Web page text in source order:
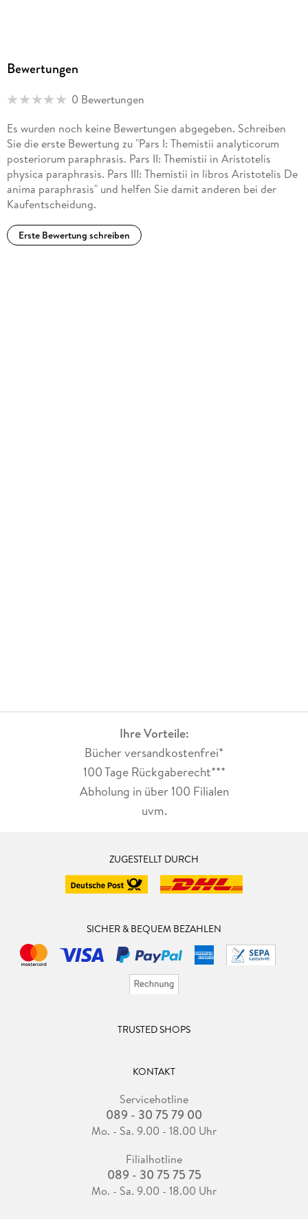
Bewertungen
0 Bewertungen
Es wurden noch keine Bewertungen abgegeben. Schreiben
Sie die erste Bewertung zu "Pars I: Themistii analyticorum
posteriorum paraphrasis. Pars II: Themistii in Aristotelis
physica paraphrasis. Pars III: Themistii in libros Aristotelis De
anima paraphrasis" und helfen Sie damit anderen bei der
Kaufentscheidung.
Erste Bewertung schreiben
Ihre Vorteile:
Bücher versandkostenfrei*
100 Tage Rückgaberecht***
Abholung in über 100 Filialen
uvm.
ZUGESTELLT DURCH
SICHER & BEQUEM BEZAHLEN
TRUSTED SHOPS
KONTAKT
Servicehotline
089 - 30 75 79 00
Mo. - Sa. 9.00 - 18.00 Uhr
Filialhotline
089 - 30 75 75 75
Mo. - Sa. 9.00 - 18.00 Uhr